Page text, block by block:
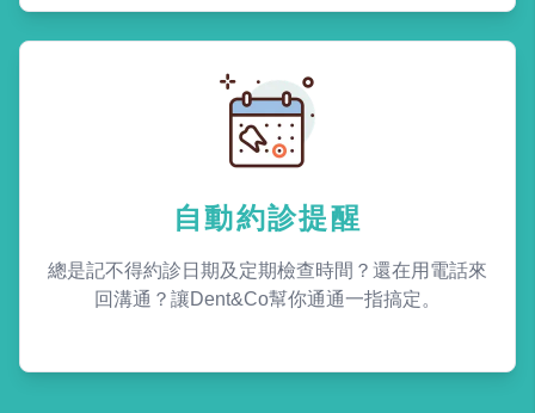
自動約診提醒
總是記不得約診日期及定期檢查時間？還在用電話來
回溝通？讓Dent&Co幫你通通一指搞定。